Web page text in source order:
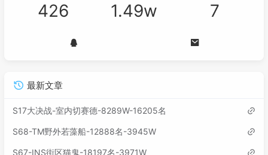
426 1.49w 7
最新文章
S17大决战-室内切赛德-8289W-16205名
S68-TM野外若藻船-12888名-3945W
S67-INS街区猫鬼-18197名-3971W